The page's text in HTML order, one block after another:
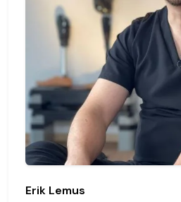
Erik Lemus